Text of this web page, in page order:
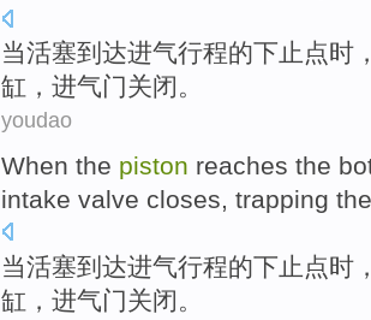
当活塞到达进气行程的下 止点时
缸，进气门关闭。
youdao
When the piston reaches the
intake valve closes , trapping
当活塞到达进气行程的下 止点时
缸，进气门关闭 。